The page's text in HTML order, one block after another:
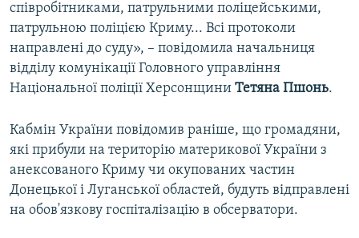
співробітниками, патрульними поліцейськими,
патрульною поліцією Криму... Всі протоколи
направлені до суду», – повідомила начальниця
відділу комунікації Головного управління
Національної поліції Херсонщини Тетяна Пшонь.
Кабмін України повідомив раніше, що громадяни,
які прибули на територію материкової України з
анексованого Криму чи окупованих частин
Донецької і Луганської областей, будуть відправлені
на обов'язкову госпіталізацію в обсерватори.